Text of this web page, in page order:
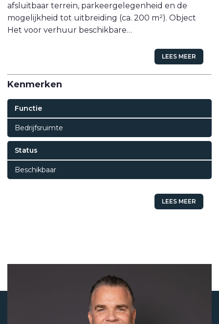
afsluitbaar terrein, parkeergelegenheid en de
mogelijkheid tot uitbreiding (ca. 200 m²). Object
Het voor verhuur beschikbare…
LEES MEER
Kenmerken
Functie
Bedrijfsruimte
Status
Beschikbaar
LEES MEER
Beschikbaar